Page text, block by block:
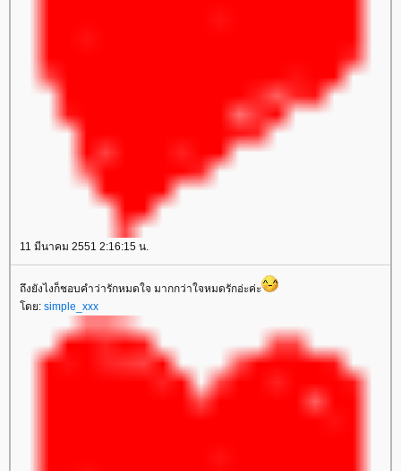
11 มีนาคม 2551 2:16:15 น.
ถึงยังไงก็ชอบคำว่ารักหมดใจ มากกว่าใจหมดรักอ่ะค่ะ
โดย: simple_xxx